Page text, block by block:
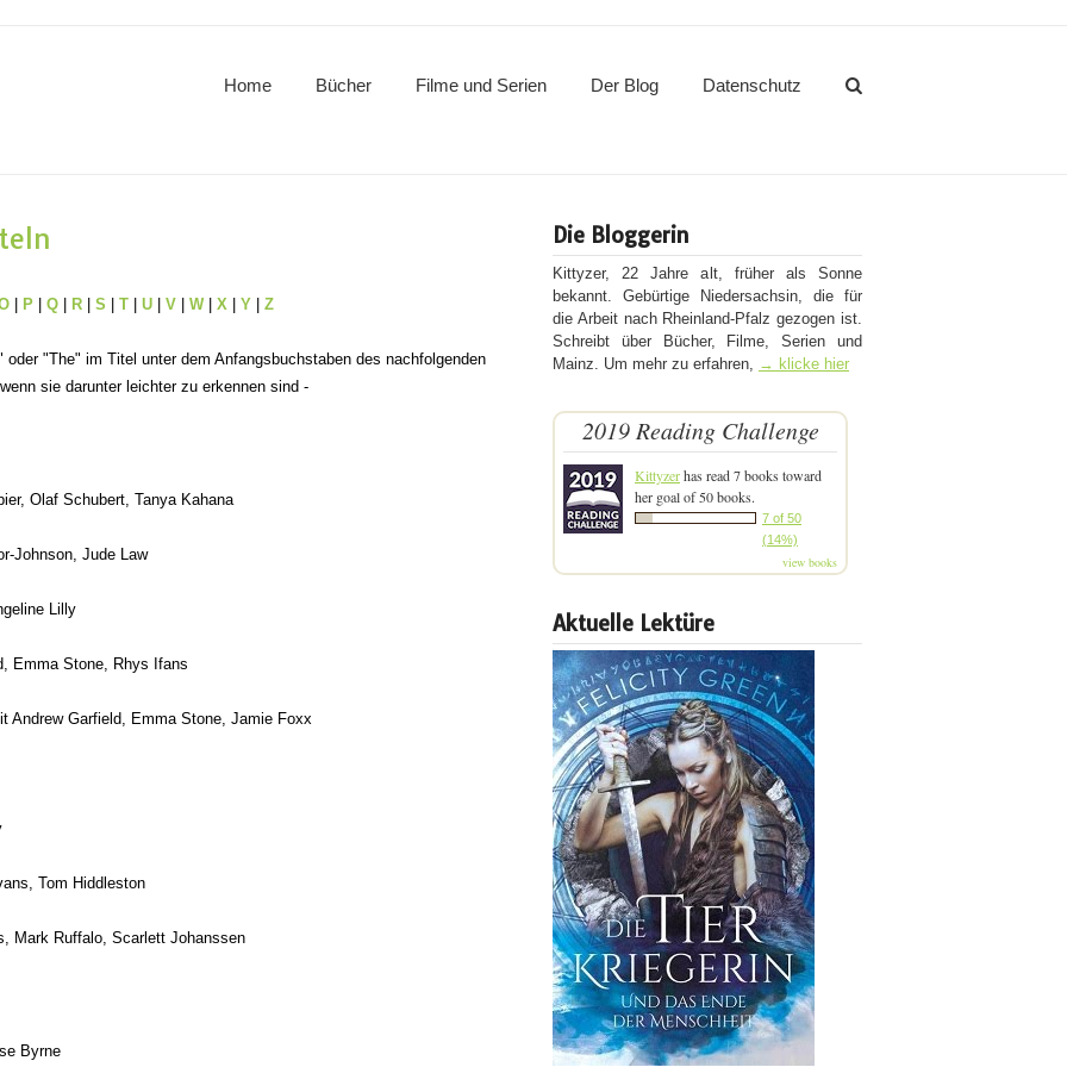
Home Bücher Filme und Serien Der Blog Datenschutz
P Q R S T U V W| X Y Z
"The" im Titel unter dem Anfangsbuchstaben des nachfolgenden
sie darunter leichter zu erkennen sind -
Olaf Schubert, Tanya Kahana
Johnson, Jude Law
Lilly
Emma Stone, Rhys Ifans
Andrew Garfield, Emma Stone, Jamie Foxx
Tom Hiddleston
Mark Ruffalo, Scarlett Johanssen
Byrne
Die Bloggerin
Kittyzer, 22 Jahre alt, früher als Sonne
bekannt. Gebürtige Niedersachsin, die für
die Arbeit nach Rheinland-Pfalz gezogen ist.
Schreibt über Bücher, Filme, Serien und
Mainz. Um mehr zu erfahren, → klicke hier
2019 Reading Challenge
Kittyzerhas read 7 books toward
her goal of 50 books.
7 of 50
(14%)
view books
Aktuelle Lektüre